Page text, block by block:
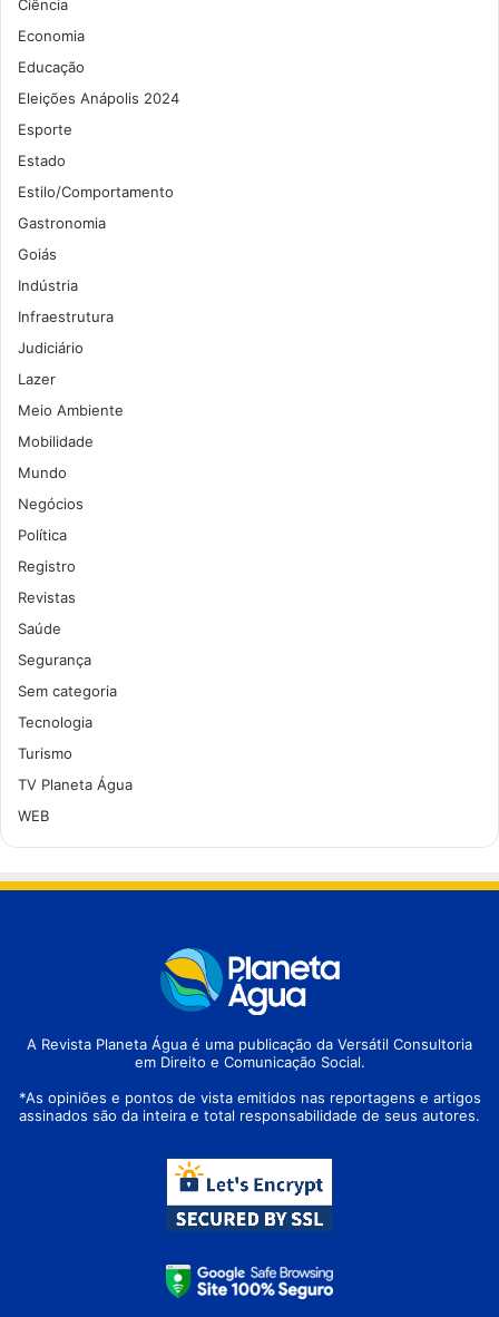
Ciência
Economia
Educação
Eleições Anápolis 2024
Esporte
Estado
Estilo/Comportamento
Gastronomia
Goiás
Indústria
Infraestrutura
Judiciário
Lazer
Meio Ambiente
Mobilidade
Mundo
Negócios
Política
Registro
Revistas
Saúde
Segurança
Sem categoria
Tecnologia
Turismo
TV Planeta Água
WEB
A Revista Planeta Água é uma publicação da Versátil Consultoria
em Direito e Comunicação Social.
*As opiniões e pontos de vista emitidos nas reportagens e artigos
assinados são da inteira e total responsabilidade de seus autores.